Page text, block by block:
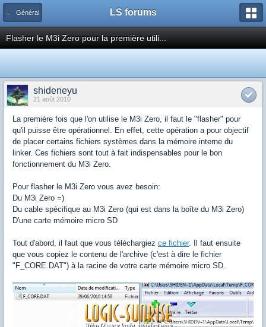
← Général LS forums
Flasher le M3i Zero pour la première utili...
shideneyu
21 août 2010
La première fois que l'on utilise le M3i Zero, il faut le "flasher" pour
qu'il puisse être opérationnel. En effet, cette opération a pour objectif
de placer certains fichiers systèmes dans la mémoire interne du
linker. Ces fichiers sont tout à fait indispensables pour le bon
fonctionnement du M3i Zero.
Pour flasher le M3i Zero vous avez besoin:
Du M3i Zero =)
Du cable spécifique au M3i Zero (qui est dans la boîte du M3i Zero)
D'une carte mémoire micro SD
Tout d'abord, il faut que vous téléchargiez ce fichier. Il faut ensuite
que vous copiez le contenu de l'archive (c'est à dire le fichier
"F_CORE.DAT") à la racine de votre carte mémoire micro SD.